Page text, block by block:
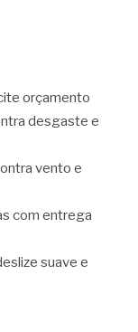
orçamento
desgaste e
vento e
com entrega
suave e